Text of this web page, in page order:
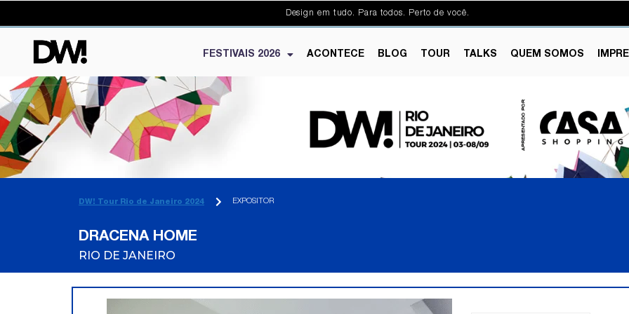
Design em tudo. Para todos. Perto de você.
FESTIVAIS 2026 ACONTECE BLOG TOUR TALKS QUEM SOMOS
DW! Tour Rio de Janeiro 2024 EXPOSITOR
DRACENA HOME
RIO DE JANEIRO